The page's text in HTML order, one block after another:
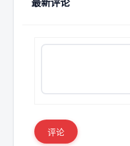
最新评论
评论